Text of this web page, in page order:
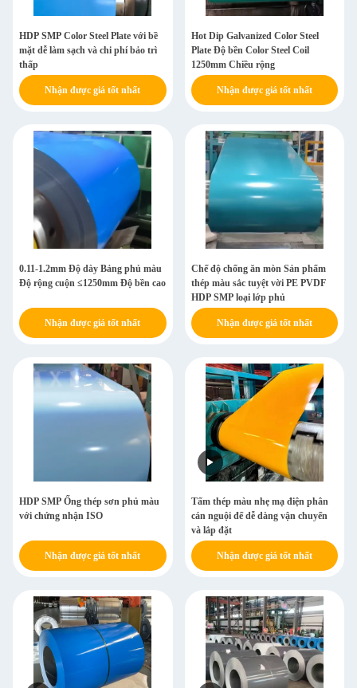
HDP SMP Color Steel Plate với bề
mặt dễ làm sạch và chi phí bảo trì
thấp
Nhận được giá tốt nhất
Hot Dip Galvanized Color Steel
Plate Độ bền Color Steel Coil
1250mm Chiều rộng
Nhận được giá tốt nhất
0.11-1.2mm Độ dày Bảng phủ màu
Độ rộng cuộn ≤1250mm Độ bền cao
Nhận được giá tốt nhất
Chế độ chống ăn mòn Sản phẩm
thép màu sắc tuyệt vời PE PVDF
HDP SMP loại lớp phủ
Nhận được giá tốt nhất
HDP SMP Ống thép sơn phủ màu
với chứng nhận ISO
Nhận được giá tốt nhất
Tấm thép màu nhẹ mạ điện phân
cán nguội để dễ dàng vận chuyển
và lắp đặt
Nhận được giá tốt nhất